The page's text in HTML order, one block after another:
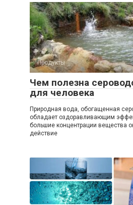
Продукты
Чем полезна
для человека
Природная вода, обогащенная
обладает оздоравливающим
большие концентрации вещества
действие